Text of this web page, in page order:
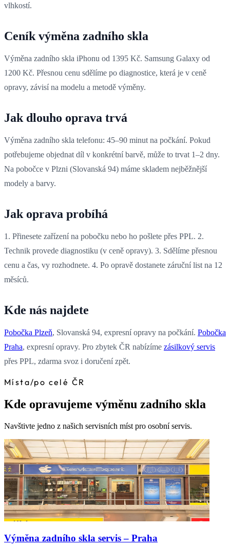
vlhkostí.
Ceník výměna zadního skla
Výměna zadního skla iPhonu od 1395 Kč. Samsung Galaxy od
1200 Kč. Přesnou cenu sdělíme po diagnostice, která je v ceně
opravy, závisí na modelu a metodě výměny.
Jak dlouho oprava trvá
Výměna zadního skla telefonu: 45–90 minut na počkání. Pokud
potřebujeme objednat díl v konkrétní barvě, může to trvat 1–2 dny.
Na pobočce v Plzni (Slovanská 94) máme skladem nejběžnější
modely a barvy.
Jak oprava probíhá
1. Přinesete zařízení na pobočku nebo ho pošlete přes PPL. 2.
Technik provede diagnostiku (v ceně opravy). 3. Sdělíme přesnou
cenu a čas, vy rozhodnete. 4. Po opravě dostanete záruční list na 12
měsíců.
Kde nás najdete
Pobočka Plzeň, Slovanská 94, expresní opravy na počkání. Pobočka
Praha, expresní opravy. Pro zbytek ČR nabízíme zásilkový servis
přes PPL, zdarma svoz i doručení zpět.
Místa/po celé ČR
Kde opravujeme výměnu zadního skla
Navštivte jedno z našich servisních míst pro osobní servis.
Výměna zadního skla servis – Praha